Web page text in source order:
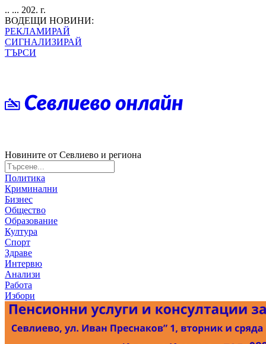
.. ... 202. г.
ВОДЕЩИ НОВИНИ:
РЕКЛАМИРАЙ
СИГНАЛИЗИРАЙ
ТЪРСИ
Новините от Севлиево и региона
Политика
Криминални
Бизнес
Общество
Образование
Култура
Спорт
Здраве
Интервю
Анализи
Работа
Избори